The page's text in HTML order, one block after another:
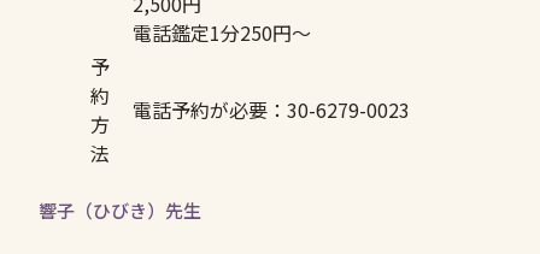
電話鑑定1分250円〜
予
約
方
法
電話予約が必要：30-6279-0023
響子（ひびき）先生